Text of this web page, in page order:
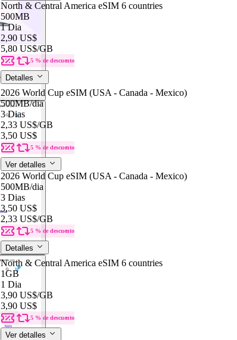
North & Central America eSIM 6 countries
500MB
1 Dia
2,90 US$
5,80 US$/GB
5 % de descuento
Detalles
2026 World Cup eSIM (USA - Canada - Mexico)
500MB/dia
3 Dias
2,33 US$/GB
3,50 US$
5 % de descuento
Ver detalles
2026 World Cup eSIM (USA - Canada - Mexico)
500MB/dia
3 Dias
3,50 US$
2,33 US$/GB
5 % de descuento
Detalles
North & Central America eSIM 6 countries
1GB
1 Dia
3,90 US$/GB
3,90 US$
5 % de descuento
Ver detalles